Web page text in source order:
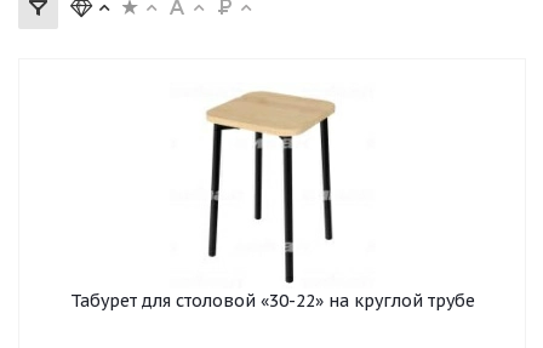
Табурет для столовой «30-22» на круглой трубе